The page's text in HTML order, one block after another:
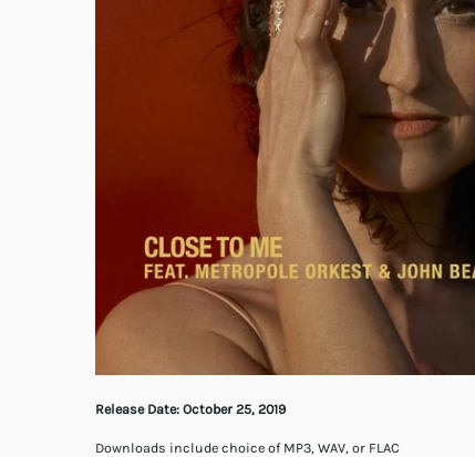
Release Date: October 25, 2019
Downloads include choice of MP3, WAV, or FLAC